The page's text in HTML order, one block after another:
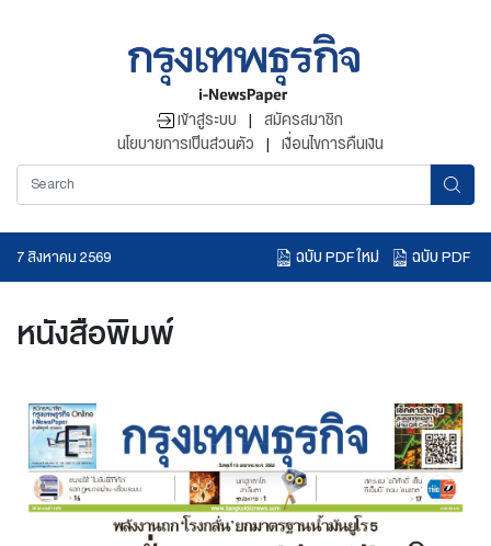
เข้าสู่ระบบ | สมัครสมาชิก
นโยบายการเป็นส่วนตัว | เงื่อนไขการคืนเงิน
7 สิงหาคม 2569 ฉบับ PDF ใหม่
ฉบับ PDF
หนังสือพิมพ์